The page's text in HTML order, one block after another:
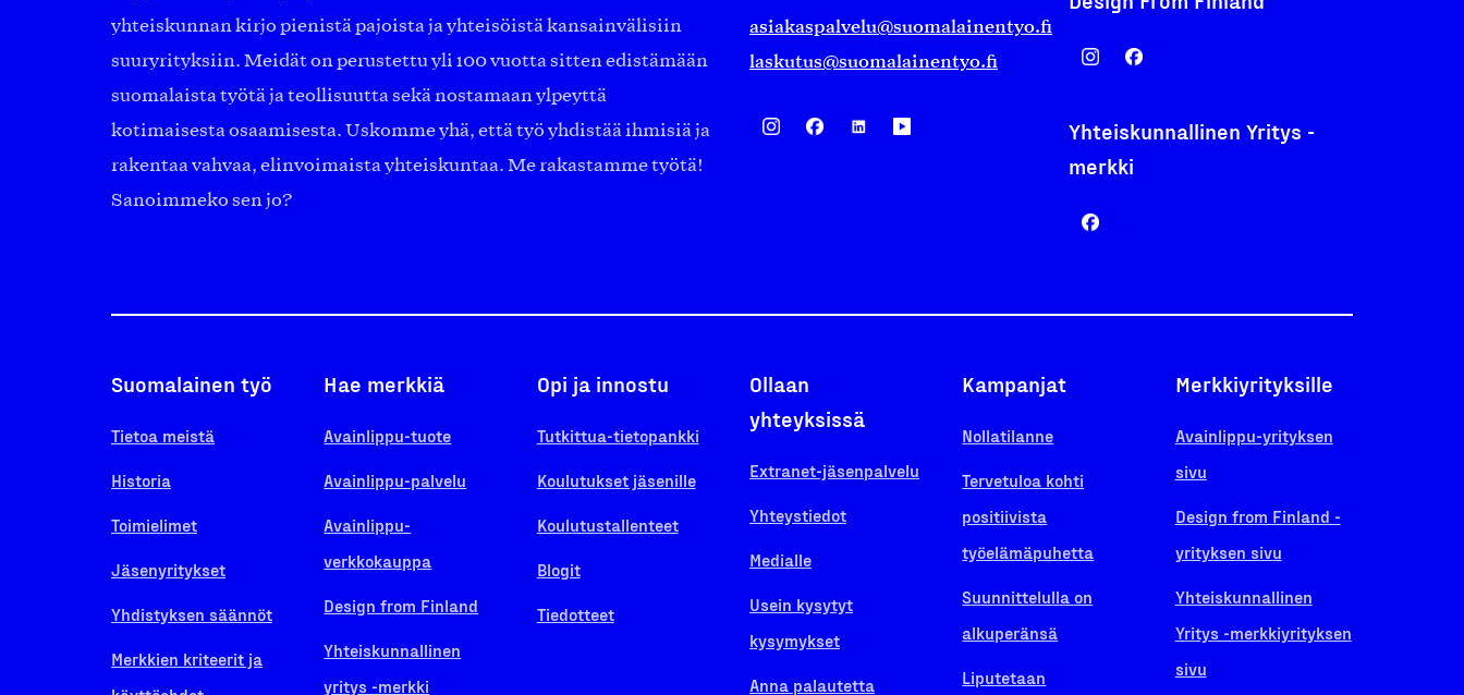
yhteiskunnan kirjo pienistä pajoista ja yhteisöistä kansainvälisiin
suuryrityksiin. Meidät on perustettu yli 100 vuotta sitten edistämään
suomalaista työtä ja teollisuutta sekä nostamaan ylpeyttä
kotimaisesta osaamisesta. Uskomme yhä, että työ yhdistää ihmisiä ja
rakentaa vahvaa, elinvoimaista yhteiskuntaa. Me rakastamme työtä!
Sanoimmeko sen jo?
asiakaspalvelu@suomalainentyo.fi
laskutus@suomalainentyo.fi
Yhteiskunnallinen Yritys -
merkki
Suomalainen työ
Tietoa meistä
Historia
Toimielimet
Jäsenyritykset
Yhdistyksen säännöt
Merkkien kriteerit ja
Hae merkkiä
Avainlippu-tuote
Avainlippu-palvelu
Avainlippu-
verkkokauppa
Design from Finland
Yhteiskunnallinen
yritys -merkki
Opi ja innostu
Tutkittua-tietopankki
Koulutukset jäsenille
Koulutustallenteet
Blogit
Tiedotteet
Ollaan
yhteyksissä
Extranet-jäsenpalvelu
Yhteystiedot
Medialle
Usein kysytyt
kysymykset
Anna palautetta
Kampanjat
Nollatilanne
Tervetuloa kohti
positiivista
työelämäpuhetta
Suunnittelulla on
alkuperänsä
Liputetaan
Merkkiyrityksille
Avainlippu-yrityksen
sivu
Design from Finland -
yrityksen sivu
Yhteiskunnallinen
Yritys -merkkiyrityksen
sivu